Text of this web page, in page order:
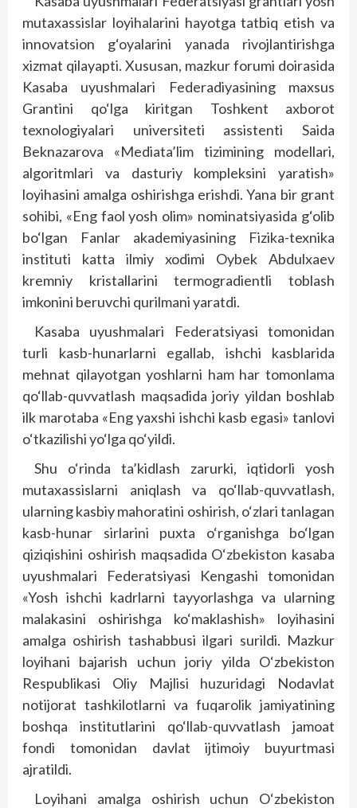
mutaxassislar loyihalarini hayotga tatbiq etish va
innovatsion g‘oyalarini yanada rivojlantirishga
xizmat qilayapti. Xususan, mazkur forumi doirasida
Kasaba uyushmalari Federadiyasining maxsus
Grantini qo‘lga kiritgan Toshkent axborot
texnologiyalari universiteti assistenti Saida
Beknazarova «Mediata’lim tizimining modellari,
algoritmlari va dasturiy kompleksini yaratish»
loyihasini amalga oshirishga erishdi. Yana bir grant
sohibi, «Eng faol yosh olim» nominatsiyasida g‘olib
bo‘lgan Fanlar akademiyasining Fizika-texnika
instituti katta ilmiy xodimi Oybek Abdulxaev
kremniy kristallarini termogradientli toblash
imkonini beruvchi qurilmani yaratdi.
Kasaba uyushmalari Federatsiyasi tomonidan
turli kasb-hunarlarni egallab, ishchi kasblarida
mehnat qilayotgan yoshlarni ham har tomonlama
qo‘llab-quvvatlash maqsadida joriy yildan boshlab
ilk marotaba «Eng yaxshi ishchi kasb egasi» tanlovi
o‘tkazilishi yo‘lga qo‘yildi.
Shu o‘rinda ta’kidlash zarurki, iqtidorli yosh
mutaxassislarni aniqlash va qo‘llab-quvvatlash,
ularning kasbiy mahoratini oshirish, o‘zlari tanlagan
kasb-hunar sirlarini puxta o‘rganishga bo‘lgan
qiziqishini oshirish maqsadida O‘zbekiston kasaba
uyushmalari Federatsiyasi Kengashi tomonidan
«Yosh ishchi kadrlarni tayyorlashga va ularning
malakasini oshirishga ko‘maklashish» loyihasini
amalga oshirish tashabbusi ilgari surildi. Mazkur
loyihani bajarish uchun joriy yilda O‘zbekiston
Respublikasi Oliy Majlisi huzuridagi Nodavlat
notijorat tashkilotlarni va fuqarolik jamiyatining
boshqa institutlarini qo‘llab-quvvatlash jamoat
fondi tomonidan davlat ijtimoiy buyurtmasi
ajratildi.
Loyihani amalga oshirish uchun O‘zbekiston